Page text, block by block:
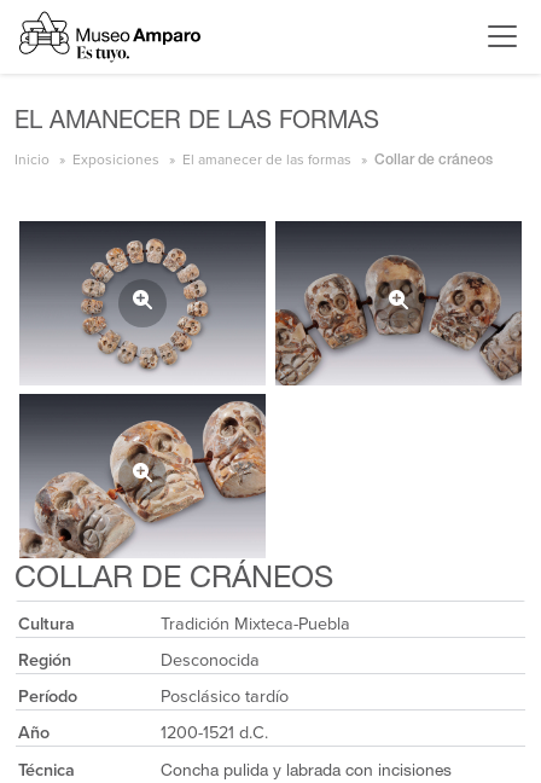
EL AMANECER DE LAS FORMAS
Inicio Exposiciones El amanecer de las formas Collar de cráneos
COLLAR DE CRÁNEOS
Cultura
Tradición Mixteca-Puebla
Región
Desconocida
Período
Posclásico tardío
Año
1200-1521 d.C.
Técnica
Concha pulida y labrada con incisiones